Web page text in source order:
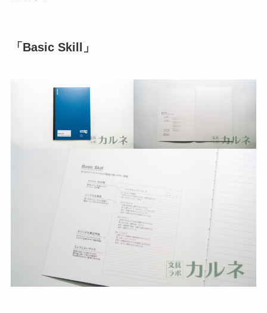
「Basic Skill」